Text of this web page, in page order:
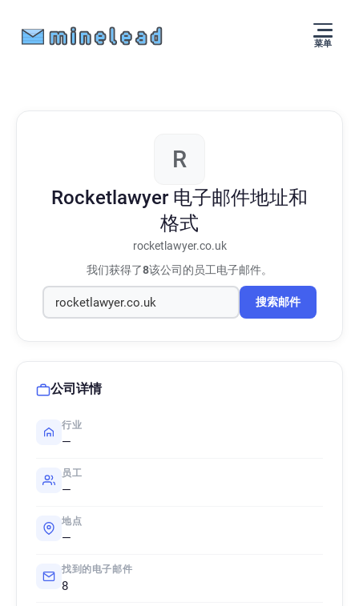
菜单
R
Rocketlawyer 电子邮件地址和
格式
rocketlawyer.co.uk
我们获得了8该公司的员工电子邮件。
搜索邮件
公司详情
行业
—
员工
—
地点
—
找到的电子邮件
8